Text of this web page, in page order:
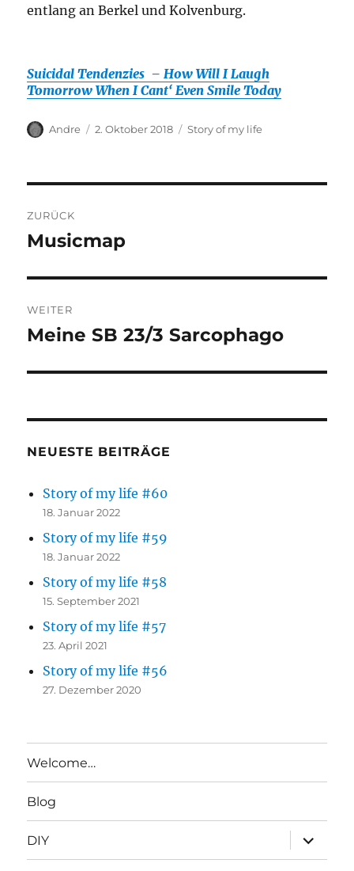
entlang an Berkel und Kolvenburg.
Suicidal Tendenzies – How Will I Laugh
Tomorrow When I Cant‘ Even Smile Today
Autor
Andre
Veröffentlicht
2. Oktober 2018 Kategorien
Story of my life
ZURÜCK
Vorheriger
Musicmap
WEITER
Nächster
Meine SB 23/3 Sarcophago
NEUESTE BEITRÄGE
Story of my life #60
18. Januar 2022
Story of my life #59
18. Januar 2022
Story of my life #58
15. September 2021
Story of my life #57
23. April 2021
Story of my life #56
27. Dezember 2020
Welcome…
Blog
DIY
anzeigen